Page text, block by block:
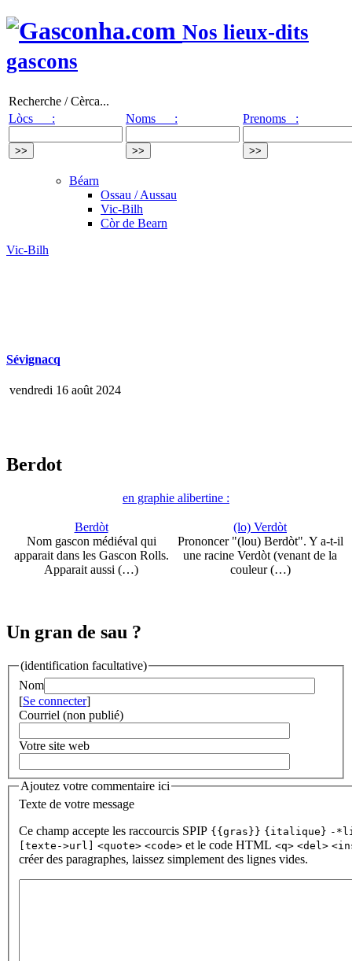
Nos lieux-dits
gascons
Recherche / Cèrca...
Lòcs :
Noms : Prenoms :
Béarn
Ossau / Aussau
Vic-Bilh
Còr de Bearn
Vic-Bilh
Sévignacq
vendredi 16 août 2024
Berdot
en graphie alibertine :
Berdòt
Nom gascon médiéval qui
apparait dans les Gascon Rolls.
Apparait aussi (…)
(lo) Verdòt
Prononcer "(lou) Berdòt". Y a-t-il
une racine Verdòt (venant de la
couleur (…)
Un gran de sau ?
(identification facultative)
Nom
[Se connecter]
Courriel (non publié)
Votre site web
Ajoutez votre commentaire ici
Texte de votre message
Ce champ accepte les raccourcis SPIP {{gras}} {italique} -
[texte->url]
<quote> <code> et le code HTML <q> <del>
créer des paragraphes, laissez simplement des lignes vides.